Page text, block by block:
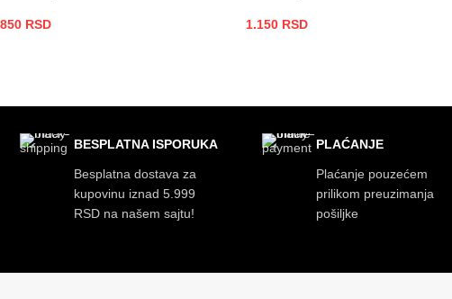
850 RSD 1.150 RSD
BESPLATNA ISPORUKA
Besplatna dostava za
kupovinu iznad 5.999
RSD na našem sajtu!
PLAĆANJE
Plaćanje pouzećem
prilikom preuzimanja
pošiljke